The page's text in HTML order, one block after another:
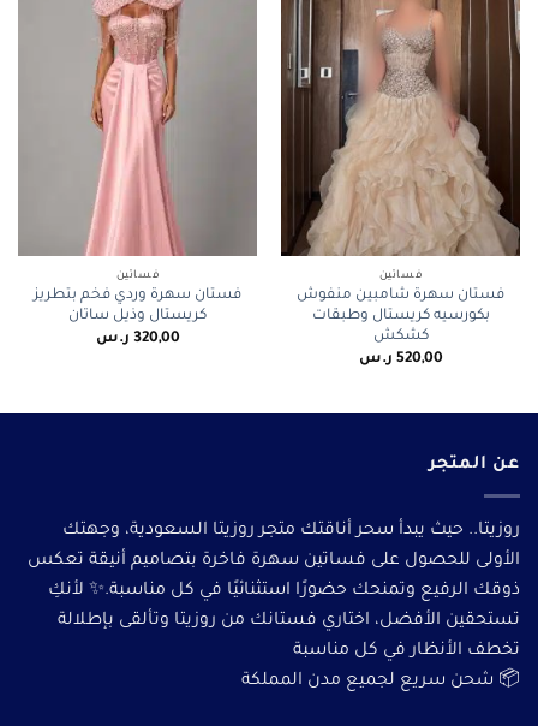
فساتين
فستان سهرة شامبين منفوش
بكورسيه كريستال وطبقات
كشكش
520,00 ر.س
فساتين
فستان سهرة وردي فخم بتطريز
كريستال وذيل ساتان
320,00 ر.س
عن المتجر
روزيتا.. حيث يبدأ سحر أناقتك متجر روزيتا السعودية، وجهتك
الأولى للحصول على فساتين سهرة فاخرة بتصاميم أنيقة تعكس
ذوقك الرفيع وتمنحك حضورًا استثنائيًا في كل مناسبة.✨ لأنكِ
تستحقين الأفضل، اختاري فستانك من روزيتا وتألقى بإطلالة
تخطف الأنظار في كل مناسبة
📦 شحن سريع لجميع مدن المملكة